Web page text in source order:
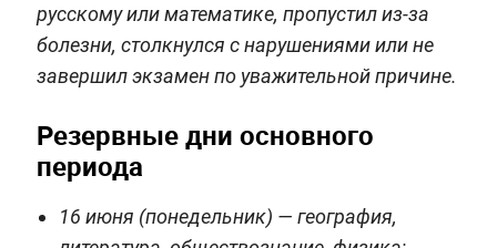
русскому или математике, пропустил из-за
болезни, столкнулся с нарушениями или не
завершил экзамен по уважительной причине.
Резервные дни основного
периода
16 июня (понедельник) — география,